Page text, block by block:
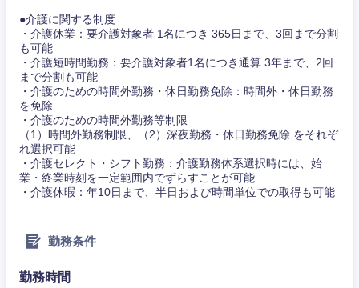
●介護に関する制度
・介護休業：要介護対象者 1名につき 365日まで、3回まで分割
も可能
・介護短時間勤務：要介護対象者1名につき通算 3年まで、2回
まで分割も可能
・介護のための時間外勤務・休日勤務免除：時間外・休日勤務
を免除
・介護のための時間外勤務等制限
（1）時間外勤務制限、（2）深夜勤務・休日勤務免除 をそれぞ
れ選択可能
・介護セレクト・シフト勤務：介護勤務体系選択時には、始
業・終業時刻を一定範囲内でずらすことが可能
・介護休暇：年10日まで、半日および時間単位での取得も可能
勤務条件
勤務時間
東海地方
岐阜県
愛知県 三重県